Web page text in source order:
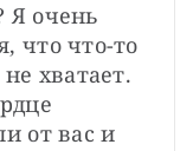
Я очень
что что-то
хватает.
от вас и